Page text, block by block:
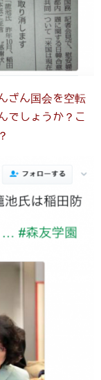
ざん国会を空転
でしょうか？こ